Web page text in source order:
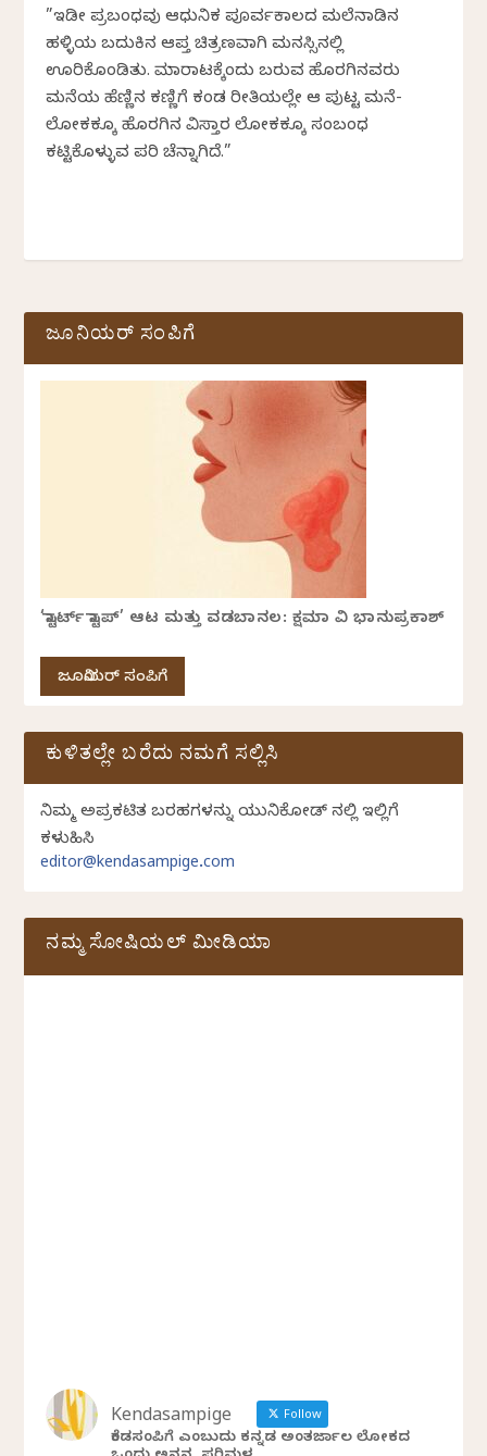
”ಇಡೀ ಪ್ರಬಂಧವು ಆಧುನಿಕ ಪೂರ್ವಕಾಲದ ಮಲೆನಾಡಿನ
ಹಳ್ಳಿಯ ಬದುಕಿನ ಆಪ್ತ ಚಿತ್ರಣವಾಗಿ ಮನಸ್ಸಿನಲ್ಲಿ
ಊರಿಕೊಂಡಿತು. ಮಾರಾಟಕ್ಕೆಂದು ಬರುವ ಹೊರಗಿನವರು
ಮನೆಯ ಹೆಣ್ಣಿನ ಕಣ್ಣಿಗೆ ಕಂಡ ರೀತಿಯಲ್ಲೇ ಆ ಪುಟ್ಟ ಮನೆ-
ಲೋಕಕ್ಕೂ ಹೊರಗಿನ ವಿಸ್ತಾರ ಲೋಕಕ್ಕೂ ಸಂಬಂಧ
ಕಟ್ಟಿಕೊಳ್ಳುವ ಪರಿ ಚೆನ್ನಾಗಿದೆ.”
ಜೂನಿಯರ್ ಸಂಪಿಗೆ
‘ಸ್ಟಾರ್ಟ್ ಸ್ಟಾಪ್’ ಆಟ ಮತ್ತು ವಡಬಾನಲ: ಕ್ಷಮಾ ವಿ ಭಾನುಪ್ರಕಾಶ್
ಜೂನಿಯರ್ ಸಂಪಿಗೆ
ಕುಳಿತಲ್ಲೇ ಬರೆದು ನಮಗೆ ಸಲ್ಲಿಸಿ
ನಿಮ್ಮ ಅಪ್ರಕಟಿತ ಬರಹಗಳನ್ನು ಯುನಿಕೋಡ್ ನಲ್ಲಿ ಇಲ್ಲಿಗೆ
ಕಳುಹಿಸಿ
editor@kendasampige.com
ನಮ್ಮ ಸೋಷಿಯಲ್‌ ಮೀಡಿಯಾ
Kendasampige Follow
ಕೆಂಡಸಂಪಿಗೆ ಎಂಬುದು ಕನ್ನಡ ಅಂತರ್ಜಾಲ ಲೋಕದ